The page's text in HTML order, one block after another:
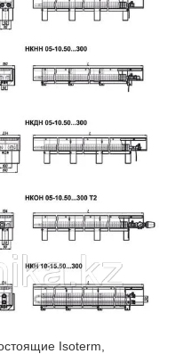
Isoterm,